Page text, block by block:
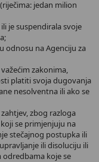
jedan milion
je suspendirala svoje
odnosu na Agenciju za
zakonima,
platiti svoja dugovanja
nesolventna ili ako se
zbog razloga
se primjenjuju na
stečajnog postupka ili
ili disoluciju ili
koje se